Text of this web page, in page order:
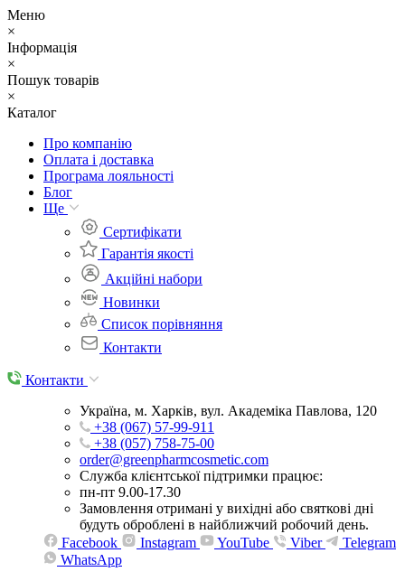
Меню
×
Інформація
×
Пошук товарів
×
Каталог
Про компанію
Оплата і доставка
Програма лояльності
Блог
Ще
Cертифікати
Гарантія якості
Акційні набори
Новинки
Список порівняння
Контакти
Контакти
Україна, м. Харків, вул. Академіка Павлова, 120
+38 (067) 57-99-911
+38 (057) 758-75-00
order@greenpharmcosmetic.com
Служба клієнтської підтримки працює:
пн-пт 9.00-17.30
Замовлення отримані у вихідні або святкові дні
будуть оброблені в найближчий робочий день.
Facebook
Instagram YouTube Viber
Telegram
WhatsApp